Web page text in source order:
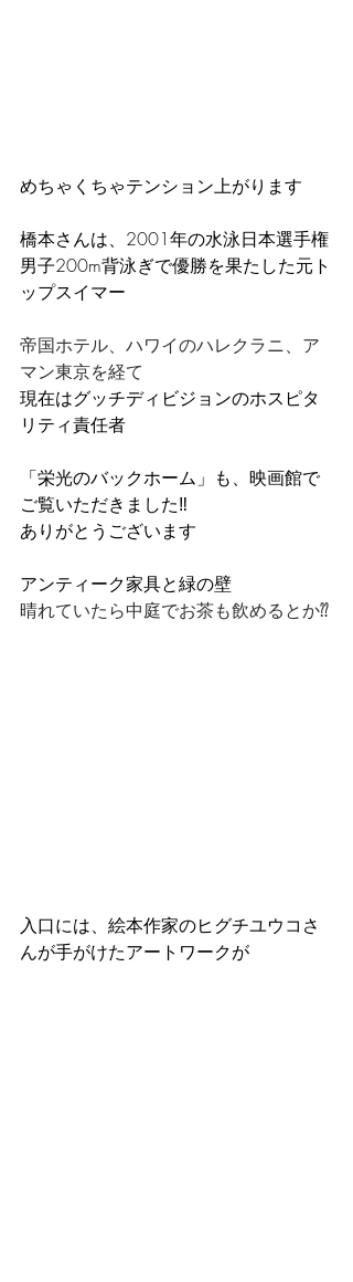
めちゃくちゃテンション上がります
橋本さんは、2001年の水泳日本選手権
男子200m背泳ぎで優勝を果たした元ト
ップスイマー
帝国ホテル、ハワイのハレクラニ、ア
マン東京を経て
現在はグッチディビジョンのホスピタ
リティ責任者
「栄光のバックホーム」も、映画館で
ご覧いただきました‼️
ありがとうございます
アンティーク家具と緑の壁
晴れていたら中庭でお茶も飲めるとか⁇
入口には、絵本作家のヒグチユウコさ
んが手がけたアートワークが